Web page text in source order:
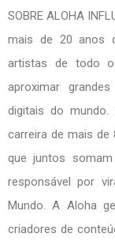
SOBRE ALOHA
mais de 20 anos
artistas de todo
aproximar
digitais do mundo.
carreira de mais
que juntos
responsável por
Mundo. A Aloha
criadores de